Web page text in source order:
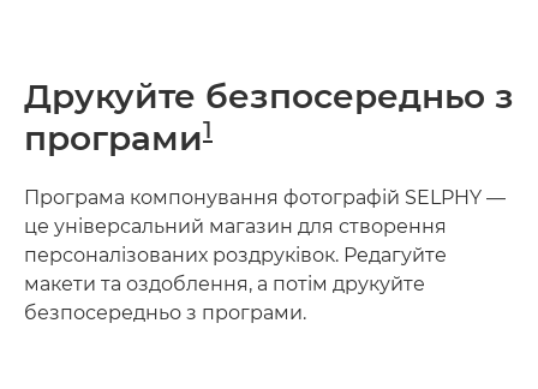
Друкуйте безпосередньо з
програми1
Програма компонування фотографій SELPHY —
це універсальний магазин для створення
персоналізованих роздруківок. Редагуйте
макети та оздоблення, а потім друкуйте
безпосередньо з програми.